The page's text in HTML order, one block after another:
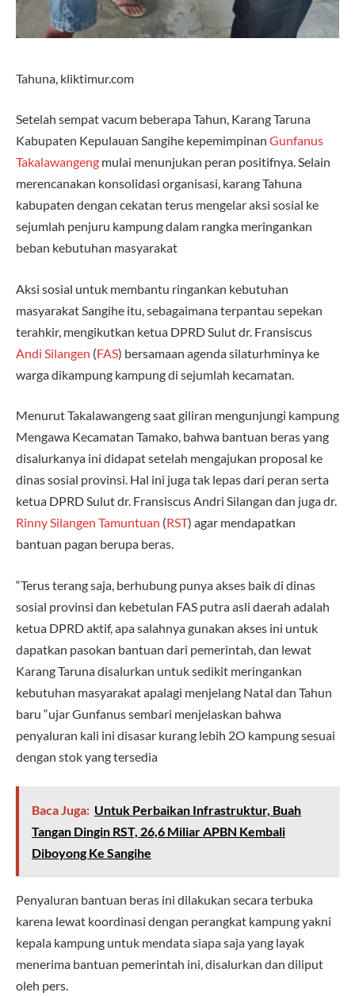
Tahuna, kliktimur.com
Setelah sempat vacum beberapa Tahun, Karang Taruna
Kabupaten Kepulauan Sangihe kepemimpinan Gunfanus
Takalawangeng mulai menunjukan peran positifnya. Selain
merencanakan konsolidasi organisasi, karang Tahuna
kabupaten dengan cekatan terus mengelar aksi sosial ke
sejumlah penjuru kampung dalam rangka meringankan
beban kebutuhan masyarakat
Aksi sosial untuk membantu ringankan kebutuhan
masyarakat Sangihe itu, sebagaimana terpantau sepekan
terahkir, mengikutkan ketua DPRD Sulut dr. Fransiscus
Andi Silangen (FAS) bersamaan agenda silaturhminya ke
warga dikampung kampung di sejumlah kecamatan.
Menurut Takalawangeng saat giliran mengunjungi kampung
Mengawa Kecamatan Tamako, bahwa bantuan beras yang
disalurkanya ini didapat setelah mengajukan proposal ke
dinas sosial provinsi. Hal ini juga tak lepas dari peran serta
ketua DPRD Sulut dr. Fransiscus Andri Silangan dan juga dr.
Rinny Silangen Tamuntuan (RST) agar mendapatkan
bantuan pagan berupa beras.
“Terus terang saja, berhubung punya akses baik di dinas
sosial provinsi dan kebetulan FAS putra asli daerah adalah
ketua DPRD aktif, apa salahnya gunakan akses ini untuk
dapatkan pasokan bantuan dari pemerintah, dan lewat
Karang Taruna disalurkan untuk sedikit meringankan
kebutuhan masyarakat apalagi menjelang Natal dan Tahun
baru “ujar Gunfanus sembari menjelaskan bahwa
penyaluran kali ini disasar kurang lebih 2O kampung sesuai
dengan stok yang tersedia
Baca Juga: Untuk Perbaikan Infrastruktur, Buah
Tangan Dingin RST, 26,6 Miliar APBN Kembali
Diboyong Ke Sangihe
Penyaluran bantuan beras ini dilakukan secara terbuka
karena lewat koordinasi dengan perangkat kampung yakni
kepala kampung untuk mendata siapa saja yang layak
menerima bantuan pemerintah ini, disalurkan dan diliput
oleh pers.